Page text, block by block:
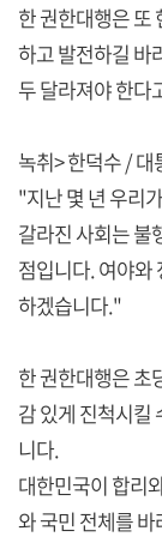
한 권한대행은 또
하고 발전하길 바
두 달라져야 한다
녹취> 한덕수 / 대
"지난 몇 년 우리
갈라진 사회는 불
점입니다. 여야와
하겠습니다."
한 권한대행은 초
감 있게 진척시킬
니다.
대한민국이 합리
와 국민 전체를